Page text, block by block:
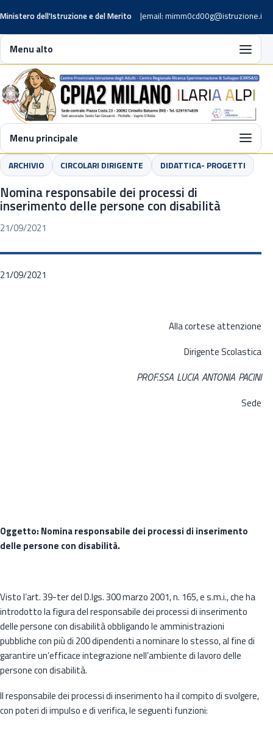
Ministero dell'Istruzione e del Merito email: mimm0cd00g@istruzione.it
Menu alto
Menu principale
ARCHIVIO CIRCOLARI DIRIGENTE DIDATTICA- PROGETTI
Nomina responsabile dei processi di
inserimento delle persone con disabilità
21/09/2021
21/09/2021
Alla cortese attenzione
Dirigente Scolastica
PROF.SSALUCIAANTONIAPACINI
Sede
Oggetto: Nomina responsabile dei processi di inserimento
delle persone con disabilità.
Visto l’art. 39-ter del D.lgs. 300 marzo 2001, n. 165, e s.m.i., che ha
introdotto la figura del responsabile dei processi di inserimento
delle persone con disabilità obbligando le amministrazioni
pubbliche con più di 200 dipendenti a nominare lo stesso, al fine di
garantire un’efficace integrazione nell’ambiente di lavoro delle
persone con disabilità.
Il responsabile dei processi di inserimento ha il compito di svolgere,
con poteri di impulso e di verifica, le seguenti funzioni: